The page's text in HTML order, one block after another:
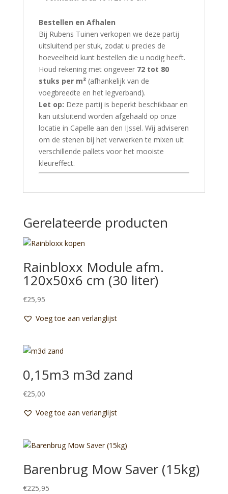
Bestellen en Afhalen
Bij Rubens Tuinen verkopen we deze partij
uitsluitend per stuk, zodat u precies de
hoeveelheid kunt bestellen die u nodig heeft.
Houd rekening met ongeveer 72 tot 80
stuks per m²(afhankelijk van de
voegbreedte en het legverband).
Let op: Deze partij is beperkt beschikbaar en
kan uitsluitend worden afgehaald op onze
locatie in Capelle aan den IJssel. Wij adviseren
om de stenen bij het verwerken te mixen uit
verschillende pallets voor het mooiste
kleureffect.
Gerelateerde producten
Rainbloxx Module afm.
120x50x6 cm (30 liter)
€25,95
Voeg toe aan verlanglijst
0,15m3 m3d zand
€25,00
Voeg toe aan verlanglijst
Barenbrug Mow Saver (15kg)
€225,95